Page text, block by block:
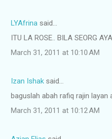
LYAfrina said…
ITU LA ROSE.. BILA SEORG
March 31, 2011 at 10:10 AM
Izan Ishak said…
baguslah abah rafiq rajin
March 31, 2011 at 10:12 AM